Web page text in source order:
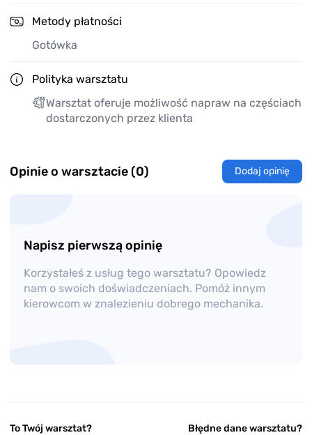
Metody płatności
Gotówka
Polityka warsztatu
Warsztat oferuje możliwość napraw na częściach
dostarczonych przez klienta
Opinie o warsztacie (0) Dodaj opinię
Napisz pierwszą opinię
Korzystałeś z usług tego warsztatu? Opowiedz
nam o swoich doświadczeniach. Pomóż innym
kierowcom w znalezieniu dobrego mechanika.
To Twój warsztat?
Błędne dane warsztatu?